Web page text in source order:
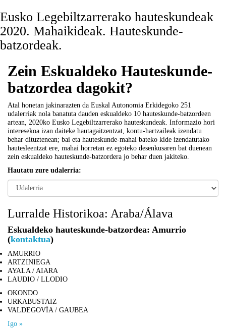
Eusko Legebiltzarrerako hauteskundeak
2020. Mahaikideak. Hauteskunde-
batzordeak.
Zein Eskualdeko Hauteskunde-
batzordea dagokit?
Atal honetan jakinarazten da Euskal Autonomia Erkidegoko 251
udalerriak nola banatuta dauden eskualdeko 10 hauteskunde-batzordeen
artean, 2020ko Eusko Legebiltzarrerako hauteskundeak. Informazio hori
interesekoa izan daiteke hautagaitzentzat, kontu-hartzaileak izendatu
behar dituztenean; bai eta hauteskunde-mahai bateko kide izendatutako
hautesleentzat ere, mahai horretan ez egoteko desenkusaren bat duenean
zein eskualdeko hauteskunde-batzordera jo behar duen jakiteko.
Hautatu zure udalerria:
Lurralde Historikoa: Araba/Álava
Eskualdeko hauteskunde-batzordea: Amurrio
(kontaktua)
AMURRIO
ARTZINIEGA
AYALA / AIARA
LAUDIO / LLODIO
OKONDO
URKABUSTAIZ
VALDEGOVÍA / GAUBEA
Igo »